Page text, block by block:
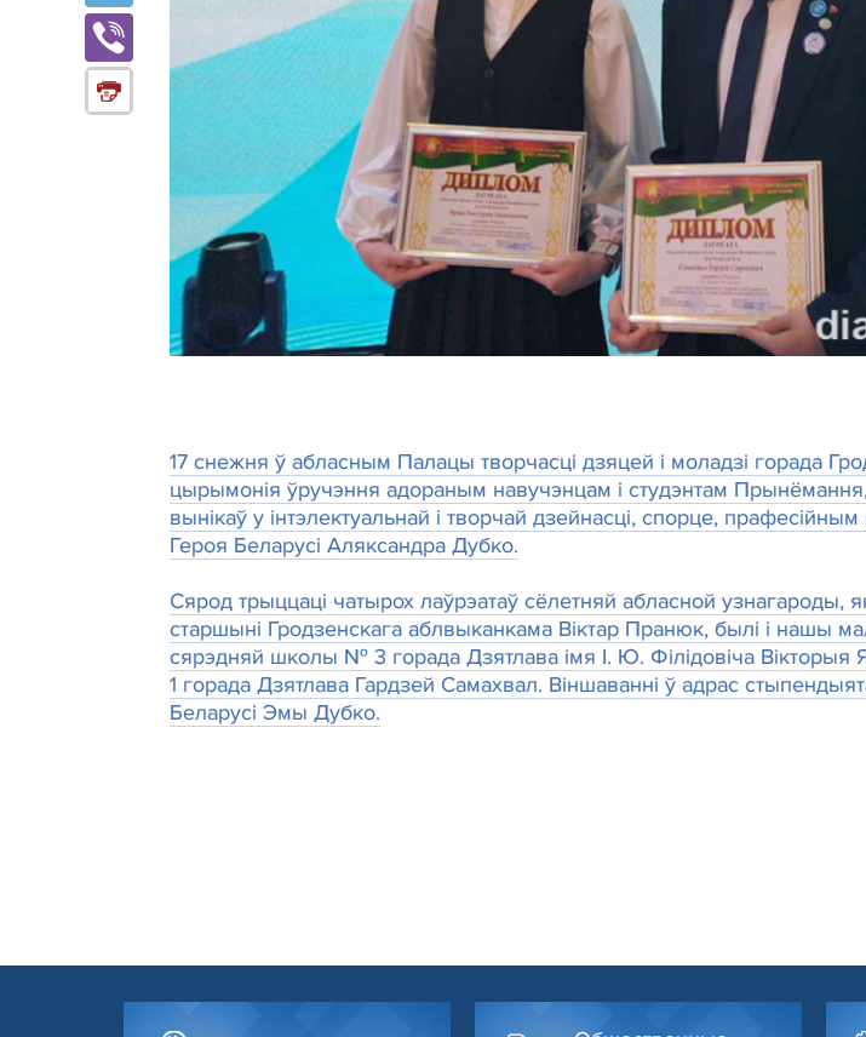
17 снежня ў абласным Палацы творчасці дзяцей і моладзі горада
цырымонія ўручэння адораным навучэнцам і студэнтам Прынёмання,
вынікаў у інтэлектуальнай і творчай дзейнасці, спорце, прафесійным
Героя Беларусі Аляксандра Дубко.
Сярод трыццаці чатырох лаўрэатаў сёлетняй абласной узнагароды,
старшыні Гродзенскага аблвыканкама Віктар Пранюк, былі і нашы
сярэдняй школы № 3 горада Дзятлава імя І. Ю. Філідовіча Вікторыя
1 горада Дзятлава Гардзей Самахвал. Віншаванні ў адрас
Беларусі Эмы Дубко.